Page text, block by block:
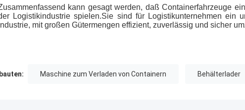
kann gesagt werden, daß Containerfahrzeuge
Logistikindustrie spielen.Sie sind für Logistikunternehmen ein
mit großen Gütermengen effizient, zuverlässig und sicher
Maschine zum Verladen von Containern Behälterlader